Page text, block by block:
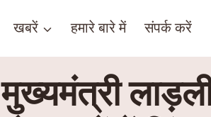
खबरें हमारे बारे में संपर्क करें
मुख्यमंत्री